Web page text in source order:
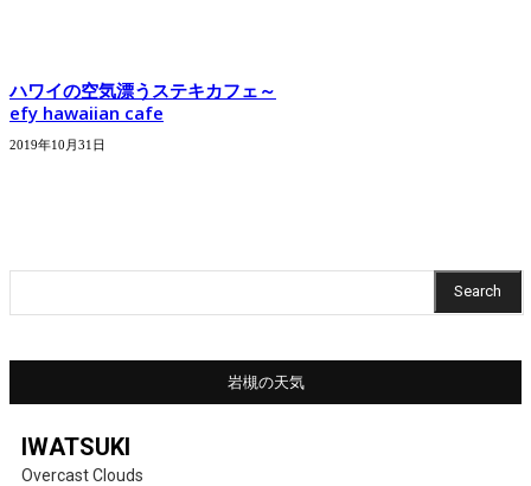
ハワイの空気漂うステキカフェ～
efy hawaiian cafe
2019年10月31日
Search
岩槻の天気
IWATSUKI
Overcast Clouds